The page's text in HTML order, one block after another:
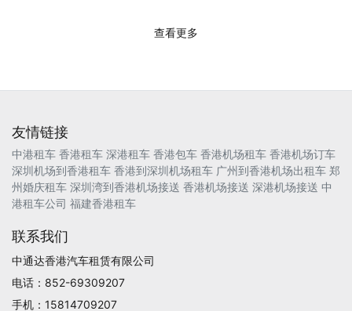
查看更多
友情链接
中港租车 香港租车 深港租车 香港包车 香港机场租车 香港机场订车
深圳机场到香港租车 香港到深圳机场租车 广州到香港机场出租车 郑
州婚庆租车 深圳湾到香港机场接送 香港机场接送 深港机场接送 中
港租车公司 福建香港租车
联系我们
中通达香港汽车租赁有限公司
电话：852-69309207
手机：15814709207